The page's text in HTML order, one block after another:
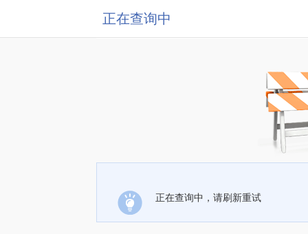
正在查询中
正在查询中，请刷新重试